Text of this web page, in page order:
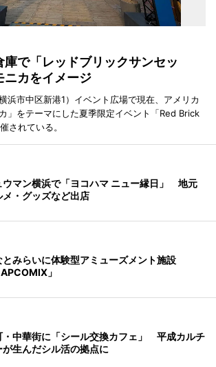
庫で「レッドブリックサンセッ
ニカをイメージ
浜市中区新港1）イベント広場で現在、アメリカ
」をテーマにした夏季限定イベント「Red Brick
されている。
ウマン横浜で「ヨコハマ ニュー縁日」 地元
メ・グッズなど出店
とみらいに体験型アミューズメント施設
」
・中華街に「シール交換カフェ」 平成カルチ
が生んだシル活の拠点に